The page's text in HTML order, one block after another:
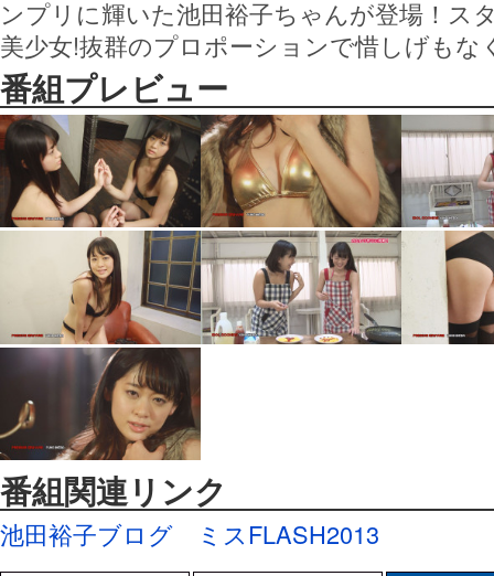
ンプリに輝いた池田裕子ちゃんが登場！ス
美少女!抜群のプロポーションで惜しげもな
番組プレビュー
番組関連リンク
池田裕子ブログ ミスFLASH2013